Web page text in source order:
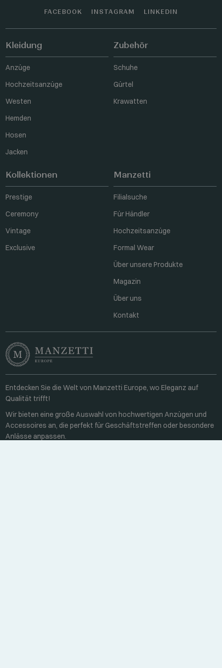
FACEBOOK INSTAGRAM LINKEDIN
Kleidung
Anzüge
Hochzeitsanzüge
Westen
Hemden
Hosen
Jacken
Zubehör
Schuhe
Gürtel
Krawatten
Kollektionen
Prestige
Ceremony
Vintage
Exclusive
Manzetti
Filialsuche
Für Händler
Hochzeitsanzüge
Formal Wear
Über unsere Produkte
Magazin
Über uns
Kontakt
Entdecken Sie die Welt von Manzetti Europe, wo Eleganz auf
Qualität trifft!
Wir bieten eine große Auswahl von hochwertigen Anzügen und
Accessoires an, die perfekt für Geschäftstreffen oder besondere
Anlässe anpassen.